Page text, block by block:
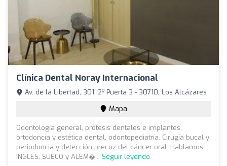
Clínica Dental Noray Internacional
Av. de la Libertad, 301, 2º Puerta 3 - 30710, Los Alcázares
Mapa
Odontología general, prótesis dentales e implantes,
ortodoncia y estética dental, odontopediatría. Cirugía bucal y
periodoncia y detección precoz del cáncer oral. Hablamos
INGLES, SUECO y ALEM�... Seguir leyendo